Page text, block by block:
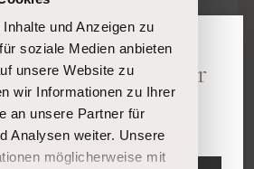
und Anzeigen zu
soziale Medien anbieten
unsere Website zu
wir Informationen zu Ihrer
an unsere Partner für
Analysen weiter. Unsere
möglicherweise mit
Sie Ihr Alter
18 Jahre oder älter?
FRANKREICH 🇫🇷